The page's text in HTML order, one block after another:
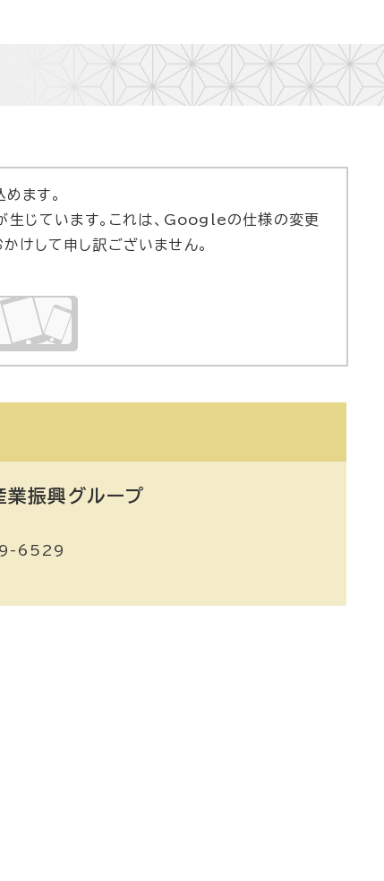
ます。
じています。これは、Googleの仕様の変更
けして申し訳ございません。
業振興グループ
6529